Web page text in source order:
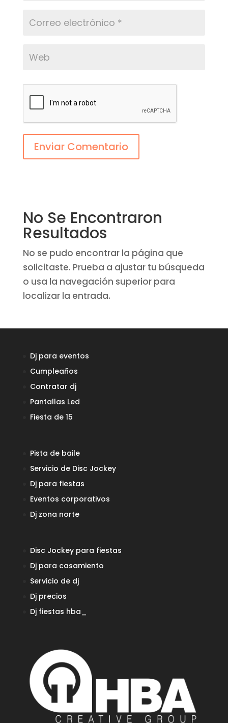
Enviar Comentario
No Se Encontraron
Resultados
No se pudo encontrar la página que
solicitaste. Prueba a ajustar tu búsqueda
o usa la navegación superior para
localizar la entrada.
Dj para eventos
Cumpleaños
Contratar dj
Pantallas Led
Fiesta de 15
Pista de baile
Servicio de Disc Jockey
Dj para fiestas
Eventos corporativos
Dj zona norte
Disc Jockey para fiestas
Dj para casamiento
Servicio de dj
Dj precios
Dj fiestas hba_